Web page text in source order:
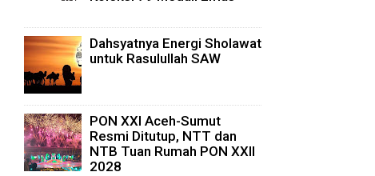
Dahsyatnya Energi Sholawat
untuk Rasulullah SAW
PON XXI Aceh-Sumut
Resmi Ditutup, NTT dan
NTB Tuan Rumah PON XXII
2028